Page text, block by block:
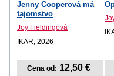
Jenny Cooperová má
tajomstvo
Joy Fieldingová
IKAR, 2026
Cena od: 12,50 €